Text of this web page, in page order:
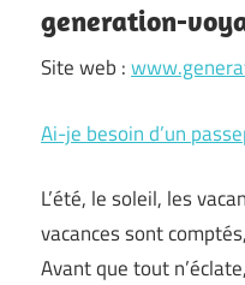
generation-
Site web :
Ai-je besoin d’un
L’été, le soleil, les
vacances sont
Avant que tout